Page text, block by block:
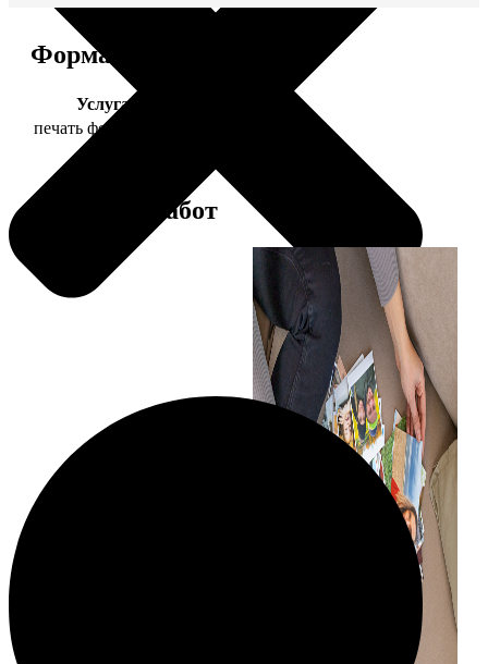
Форматы и цены
Услуга
печать фото 20х20
Примеры работ